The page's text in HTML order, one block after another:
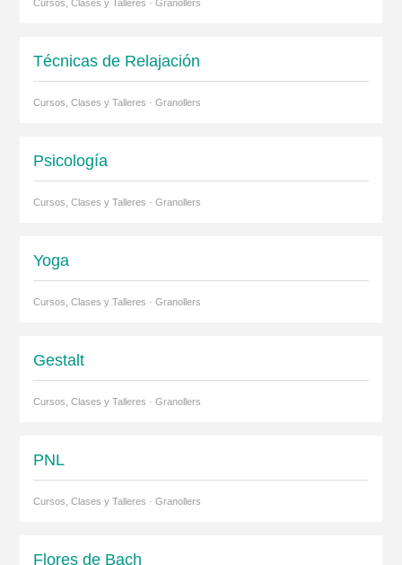
Cursos, Clases y Talleres · Granollers
Técnicas de Relajación
Cursos, Clases y Talleres · Granollers
Psicología
Cursos, Clases y Talleres · Granollers
Yoga
Cursos, Clases y Talleres · Granollers
Gestalt
Cursos, Clases y Talleres · Granollers
PNL
Cursos, Clases y Talleres · Granollers
Flores de Bach